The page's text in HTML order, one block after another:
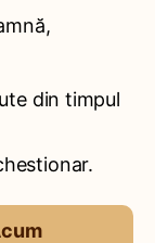
din timpul